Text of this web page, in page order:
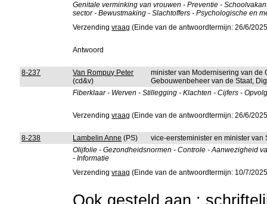
Genitale verminking van vrouwen - Preventie -
sector - Bewustmaking - Slachtoffers - Psychologische en
Verzendingvraag (Einde van de antwoordtermijn: 26/6/
Antwoord
8-237
Van Rompuy Peter
(cd&v)
minister van Modernisering van de
Gebouwenbeheer van de Staat,
Fiberklaar - Werven - Stillegging - Klachten - Cijfers -
Verzendingvraag (Einde van de antwoordtermijn: 26/6/
8-238 Lambelin Anne (PS)
vice-eersteminister en minister
Olijfolie - Gezondheidsnormen - Controle - Aanwezigheid
- Informatie
Verzendingvraag (Einde van de antwoordtermijn: 10/7/
Ook gesteld aan :